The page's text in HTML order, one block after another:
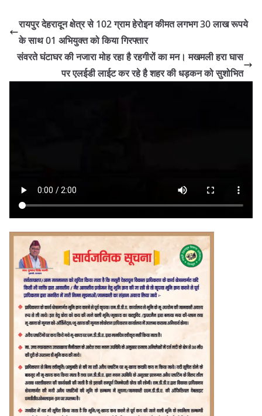
रायपुर देहरादून क्षेत्र से 102 ग्राम हेरोइन कीमत लगभग 30 लाख रूपये
के साथ 01 अभियुक्त को किया गिरफ्तार
संवरते घंटाघर की नजारा मोह रहा है रहगीरों का मन। मखमली हरा घास
पर एलईडी लाईट कर रहे है शहर की धड़कन को सुशोभित